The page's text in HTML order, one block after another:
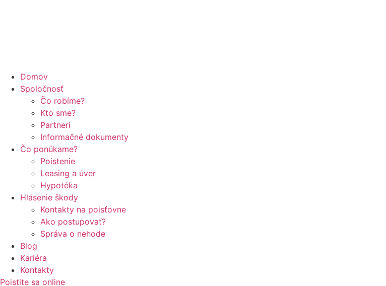
Domov
Spoločnosť
Čo robíme?
Kto sme?
Partneri
Informačné dokumenty
Čo ponúkame?
Poistenie
Leasing a úver
Hypotéka
Hlásenie škody
Kontakty na poisťovne
Ako postupovať?
Správa o nehode
Blog
Kariéra
Kontakty
Poistite sa online